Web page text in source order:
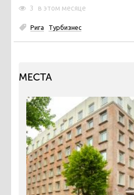
3 в этом месяце
Рига Турбизнес
МЕСТА